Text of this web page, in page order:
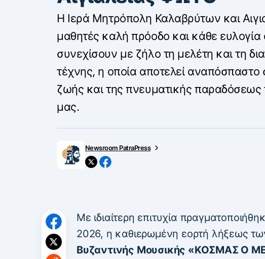
Η Ιερά Μητρόπολη Καλαβρύτων και
μαθητές καλή πρόοδο και κάθε
συνεχίσουν με ζήλο τη μελέτη και τη
τέχνης, η οποία αποτελεί αναπόσπαστο
ζωής και της πνευματικής
μας.
Newsroom PatraPress
Με ιδιαίτερη επιτυχία
2026, η καθιερωμένη εορτή λήξεως
Βυζαντινής Μουσικής «ΚΟΣΜΑΣ Ο